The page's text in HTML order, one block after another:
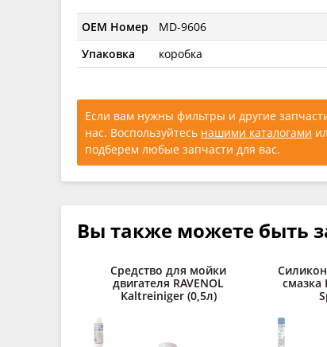
OEM Номер
MD-9606
Упаковка
коробка
Если вам нужны фильтры и другие
нас. Воспользуйтесь нашими каталогами
подберем любые запчасти для вас.
Вы также можете быть
Средство для мойки
двигателя RAVENOL
Kaltreiniger (0,5л)
смазка